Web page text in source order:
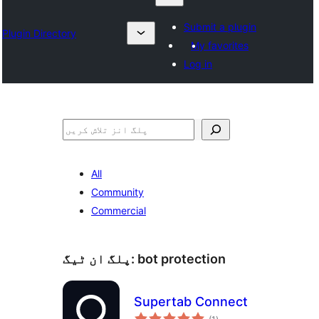
Plugin Directory
Submit a plugin
My favorites
Log in
تلاش
All
Community
Commercial
پلگ ان ٹیگ: bot protection
Supertab Connect
مجموعی